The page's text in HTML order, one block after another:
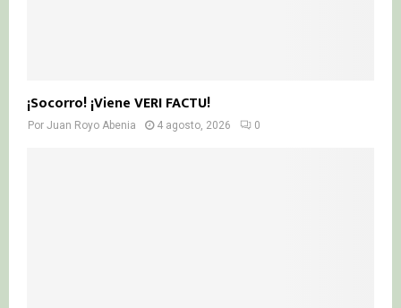
¡Socorro! ¡Viene VERI FACTU!
Por Juan Royo Abenia 4 agosto, 2026 0